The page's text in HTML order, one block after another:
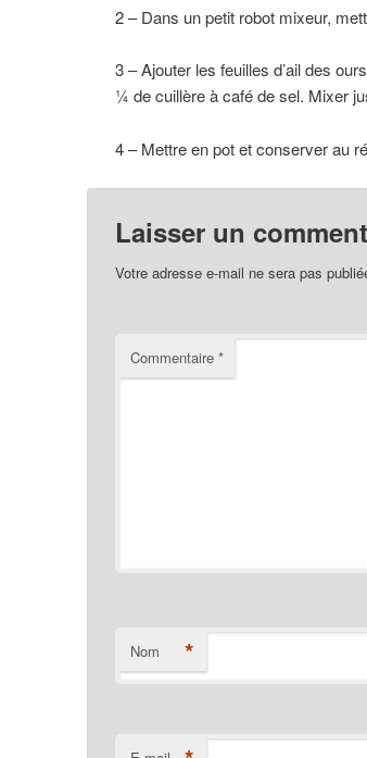
2 – Dans un petit robot mixeur,
3 – Ajouter les feuilles d’ail des
¼ de cuillère à café de sel. Mixer
4 – Mettre en pot et conserver au
Laisser un
Votre adresse e-mail ne sera pas
Commentaire *
Nom *